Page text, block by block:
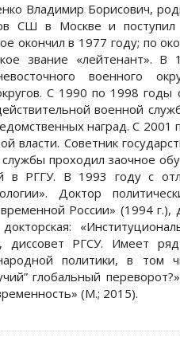
Владимир Борисович,
СШ в Москве и поступил
окончил в 1977 году; по
звание «лейтенант».
военного
С 1990 по 1998
военной
наград. С 2001
власти. Советник
проходил заочное
в РГГУ. В 1993 году с
Доктор
России» (1994
диссовет РГСУ. Имеет
политики, в том
глобальный
(М.; 2015).